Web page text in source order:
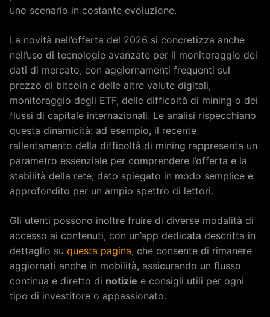
uno scenario in costante evoluzione.
La novità nell’offerta del 2026 si concretizza anche
nell’uso di tecnologie avanzate per il monitoraggio dei
dati di mercato, con aggiornamenti frequenti sul
prezzo di bitcoin e delle altre valute digitali,
monitoraggio degli ETF, delle difficoltà di mining o dei
flussi di capitale internazionali. Le analisi rispecchiano
questa dinamicità: ad esempio, il recente
rallentamento della difficoltà di mining rappresenta un
parametro essenziale per comprendere l’offerta e la
stabilità della rete, dato spiegato in modo semplice e
approfondito per un ampio spettro di lettori.
Gli utenti possono inoltre fruire di diverse modalità di
accesso ai contenuti, con un’app dedicata descritta in
dettaglio su questa pagina, che consente di rimanere
aggiornati anche in mobilità, assicurando un flusso
continua e diretto di notizie e consigli utili per ogni
tipo di investitore o appassionato.